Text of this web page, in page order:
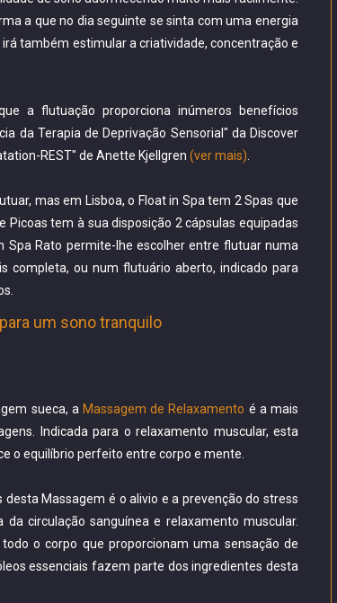
a que no dia seguinte se sinta com uma energia
também estimular a criatividade, concentração e
a flutuação proporciona inúmeros benefícios
da Terapia de Deprivação Sensorial" da Discover
REST" de Anette Kjellgren (ver mais)
mas em Lisboa, o Float in Spa tem 2 Spas que
Picoas tem à sua disposição 2 cápsulas equipadas
Spa Rato permite-lhe escolher entre flutuar numa
completa, ou num flutuário aberto, indicado para
um sono tranquilo
sueca, a Massagem de Relaxamento é a mais
Indicada para o relaxamento muscular, esta
o equilíbrio perfeito entre corpo e mente.
desta Massagem é o alivio e a prevenção do stress
circulação sanguínea e relaxamento muscular.
o corpo que proporcionam uma sensação de
essenciais fazem parte dos ingredientes desta